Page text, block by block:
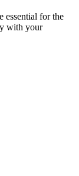
essential for the
with your